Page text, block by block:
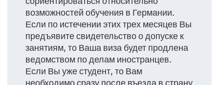
возможностей обучения в Германии.
Если по истечении этих трех месяцев Вы
предъявите свидетельство о допуске к
занятиям, то Ваша виза будет продлена
ведомством по делам иностранцев.
Если Вы уже студент, то Вам